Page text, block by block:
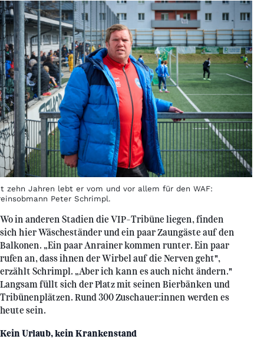
zehn Jahren lebt er vom und vor allem für den WAF:
Peter Schrimpl.
Wo in anderen Stadien die VIP-Tribüne liegen, finden
sich hier Wäscheständer und ein paar Zaungäste auf den
Balkonen. „Ein paar Anrainer kommen runter. Ein paar
rufen an, dass ihnen der Wirbel auf die Nerven geht",
erzählt Schrimpl. „Aber ich kann es auch nicht ändern."
Langsam füllt sich der Platz mit seinen Bierbänken und
Tribünenplätzen. Rund 300 Zuschauer:innen werden es
heute sein.
Kein Urlaub, kein Krankenstand